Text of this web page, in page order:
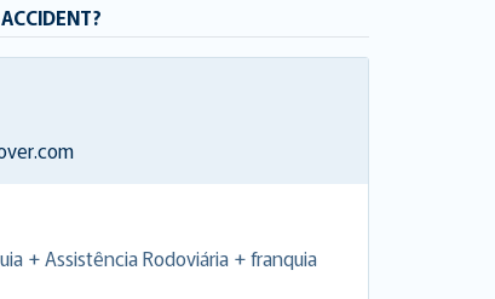
+ Assistência Rodoviária + franquia